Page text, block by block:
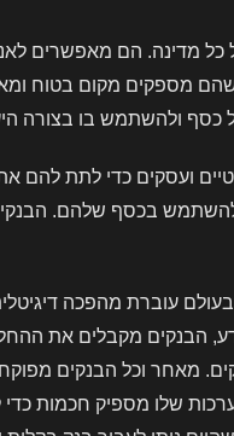
מדינה. הם מאפשרים
מספקים מקום בטוח
ולהשתמש בו בצורה
ועסקים כדי לתת
בכסף שלהם. הבנקים
עוברת מהפכה
הבנקים מקבלים את
מאחר וכל הבנקים
שלו מספיק חכמות